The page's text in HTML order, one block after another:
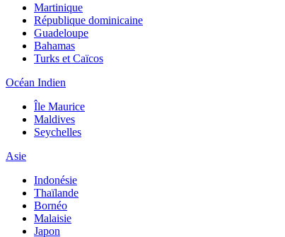
Martinique
République dominicaine
Guadeloupe
Bahamas
Turks et Caïcos
Océan Indien
Île Maurice
Maldives
Seychelles
Asie
Indonésie
Thaïlande
Bornéo
Malaisie
Japon